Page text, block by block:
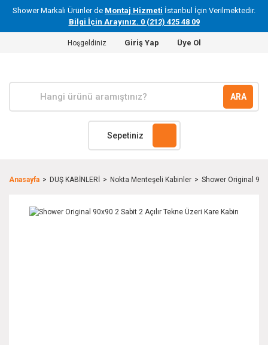
Shower Markalı Ürünler de Montaj Hizmeti İstanbul İçin Verilmektedir.
Bilgi İçin Arayınız. 0 (212) 425 48 09
Hoşgeldiniz Giriş Yap Üye Ol
ARA
Sepetiniz
Anasayfa DUŞ KABİNLERİ Nokta Menteşeli Kabinler Shower Original